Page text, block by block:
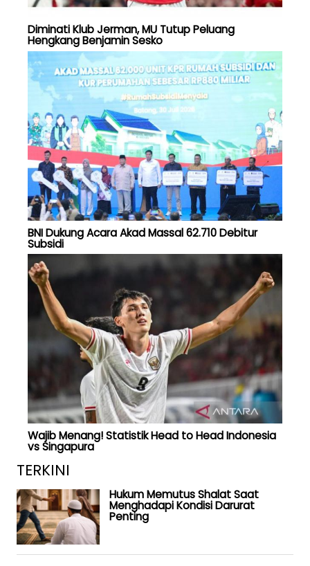
Diminati Klub Jerman, MU Tutup Peluang
Hengkang Benjamin Sesko
BNI Dukung Acara Akad Massal 62.710 Debitur
Subsidi
Wajib Menang! Statistik Head to Head Indonesia
vs Singapura
TERKINI
Hukum Memutus Shalat Saat
Menghadapi Kondisi Darurat
Penting